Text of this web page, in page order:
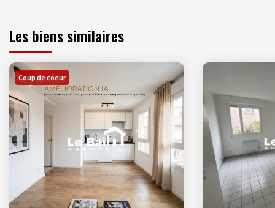
Les biens similaires
Coup de coeur